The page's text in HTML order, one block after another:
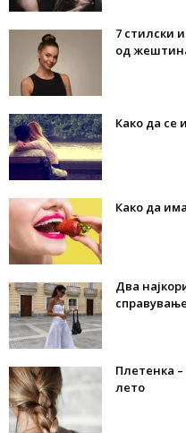
7 стилски
од
Како да се
Како да
Два
Плетенка
лето